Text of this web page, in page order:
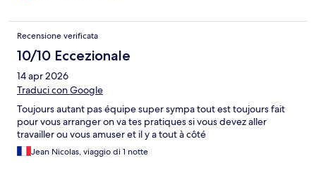
Recensione verificata
10/10 Eccezionale
14 apr 2026
Traduci con Google
Toujours autant pas équipe super sympa tout est toujours fait
pour vous arranger on va tes pratiques si vous devez aller
travailler ou vous amuser et il y a tout à côté
Jean Nicolas, viaggio di 1 notte